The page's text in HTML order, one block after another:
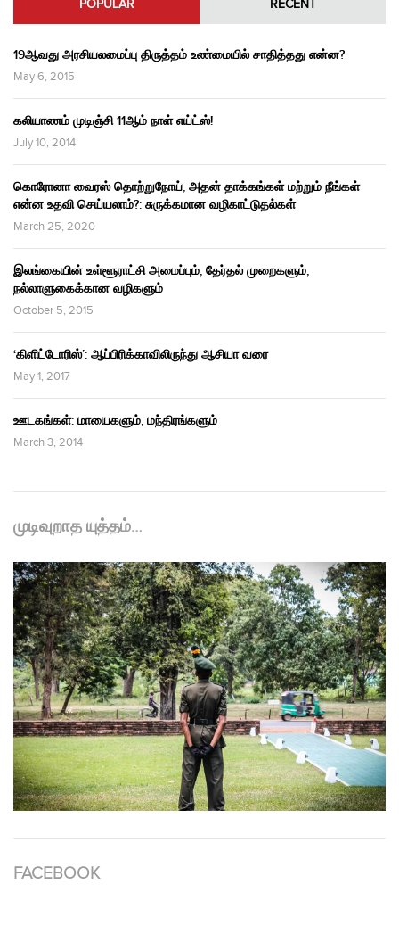
POPULAR RECENT
19ஆவது அரசியலமைப்பு திருத்தம் உண்மையில் சாதித்தது என்ன?
May 6, 2015
கலியாணம் முடிஞ்சி 11ஆம் நாள் எய்ட்ஸ்!
July 10, 2014
கொரோனா வைரஸ் தொற்றுநோய், அதன் தாக்கங்கள் மற்றும் நீங்கள்
என்ன உதவி செய்யலாம்?: சுருக்கமான வழிகாட்டுதல்கள்
March 25, 2020
இலங்கையின் உள்ளூராட்சி அமைப்பும், தேர்தல் முறைகளும்,
நல்லாளுகைக்கான வழிகளும்
October 5, 2015
‘கிளிட்டோரிஸ்’: ஆப்பிரிக்காவிலிருந்து ஆசியா வரை
May 1, 2017
ஊடகங்கள்: மாயைகளும், மந்திரங்களும்
March 3, 2014
முடிவுறாத யுத்தம்…
FACEBOOK